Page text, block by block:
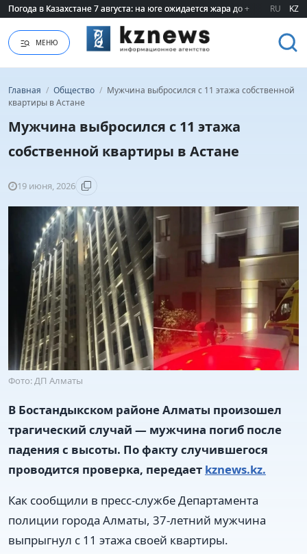
Погода в Казахстане 7 августа: на юге ожидается жара до +40 градусов
Погода в Казахстане 7 августа: на юге ожидается жара до +40 градусов
RU KZ
МЕНЮ
Главная / Общество / Мужчина выбросился с 11 этажа собственной
квартиры в Астане
Мужчина выбросился с 11 этажа
собственной квартиры в Астане
19 июня, 2026
Фото: ДП Алматы
В Бостандыкском районе Алматы произошел
трагический случай — мужчина погиб после
падения с высоты. По факту случившегося
проводится проверка, передает kznews.kz.
Как сообщили в пресс-службе Департамента
полиции города Алматы, 37-летний мужчина
выпрыгнул с 11 этажа своей квартиры.